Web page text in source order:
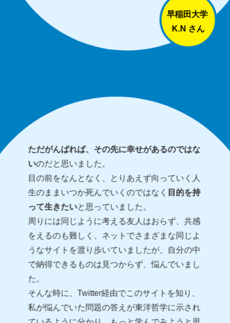
ただがんばれば、その先に幸せがあるのではな
いのだと思いました。
目の前をなんとなく、とりあえず向っていく人
生のままいつか死んでいくのではなく 目的を持
って生きたいと思っていました。
周りには同じように考える友人はおらず、共感
をえるのも難しく、ネットでさまざまな同じよ
うなサイトを渡り歩いていましたが、自分の中
で納得できるものは見つからず、悩んでいまし
た。
そんな時に、Twitter経由でこのサイトを知り、
私が悩んでいた問題の答えが東洋哲学に示され